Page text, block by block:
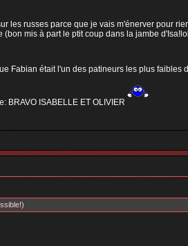
les russes parce que je vais m'énerver pour
mis à part le ptit coup dans la jambe
Fabian était l'un des patineurs les plus faibles
BRAVO ISABELLE ET OLIVIER